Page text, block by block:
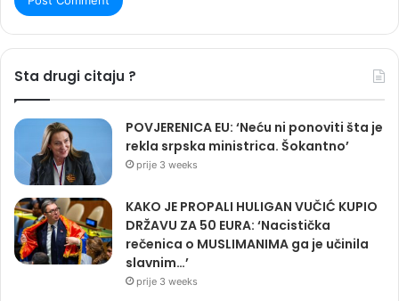
Sta drugi citaju ?
POVJERENICA EU: ‘Neću ni ponoviti šta je
rekla srpska ministrica. Šokantno’
prije 3 weeks
KAKO JE PROPALI HULIGAN VUČIĆ KUPIO
DRŽAVU ZA 50 EURA: ‘Nacistička
rečenica o MUSLIMANIMA ga je učinila
slavnim…’
prije 3 weeks